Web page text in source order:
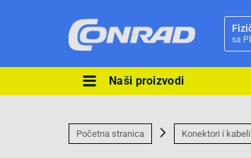
sa
Ova postavka
Naši proizvodi
Početna stranica Konektori i kabeli